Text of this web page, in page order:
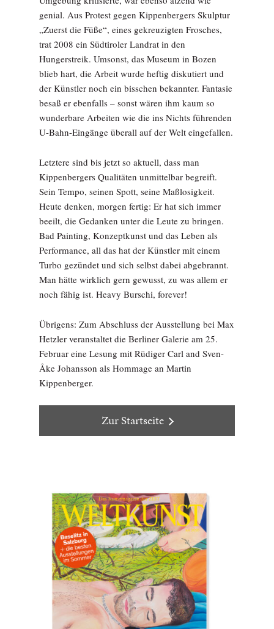
genial. Aus Protest gegen Kippenbergers Skulptur
„Zuerst die Füße“, eines gekreuzigten Frosches,
trat 2008 ein Südtiroler Landrat in den
Hungerstreik. Umsonst, das Museum in Bozen
blieb hart, die Arbeit wurde heftig diskutiert und
der Künstler noch ein bisschen bekannter. Fantasie
besaß er ebenfalls – sonst wären ihm kaum so
wunderbare Arbeiten wie die ins Nichts führenden
U-Bahn-Eingänge überall auf der Welt eingefallen.
Letztere sind bis jetzt so aktuell, dass man
Kippenbergers Qualitäten unmittelbar begreift.
Sein Tempo, seinen Spott, seine Maßlosigkeit.
Heute denken, morgen fertig: Er hat sich immer
beeilt, die Gedanken unter die Leute zu bringen.
Bad Painting, Konzeptkunst und das Leben als
Performance, all das hat der Künstler mit einem
Turbo gezündet und sich selbst dabei abgebrannt.
Man hätte wirklich gern gewusst, zu was allem er
noch fähig ist. Heavy Burschi, forever!
Übrigens: Zum Abschluss der Ausstellung bei Max
Hetzler veranstaltet die Berliner Galerie am 25.
Februar eine Lesung mit Rüdiger Carl and Sven-
Åke Johansson als Hommage an Martin
Kippenberger.
Zur Startseite